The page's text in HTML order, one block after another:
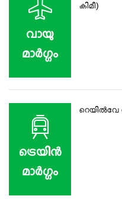
വായു
മാര്‍ഗ്ഗം
കിമീ)
ട്രെയിന്‍
മാര്‍ഗ്ഗം
റെയില്‍വേ